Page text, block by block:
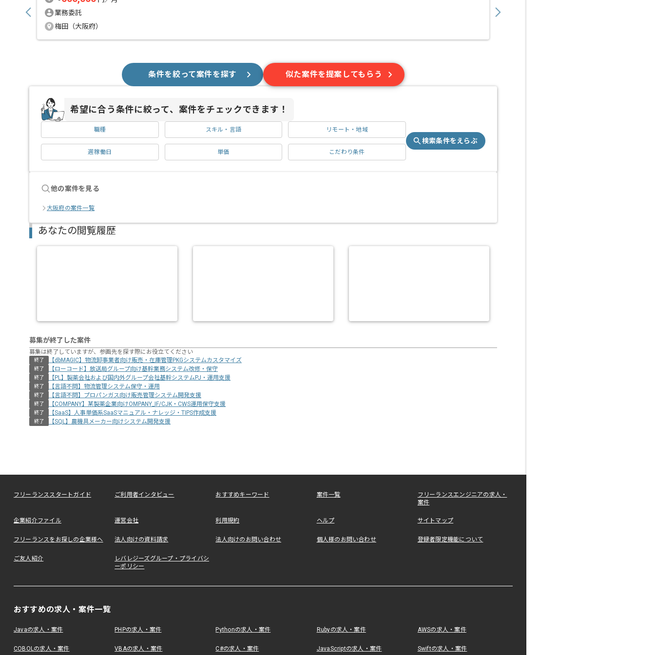
業務委託
梅田（大阪府）
条件を絞って案件を探す 似た案件を提案してもらう
希望に合う条件に絞って、案件をチェックできます！
職種 スキル・言語 リモート・地域
週稼働日 単価 こだわり条件
検索条件をえらぶ
他の案件を見る
大阪府の案件一覧
あなたの閲覧履歴
募集が終了した案件
募集は終了していますが、参画先を探す際にお役立てください
終了 【dbMAGIC】物流卸事業者向け販売・在庫管理PKGシステムカスタマイズ
終了 【ローコード】放送局グループ向け基幹業務システム改修・保守
終了 【PL】製薬会社および国内外グループ会社基幹システムPJ・運用支援
終了 【言語不問】物流管理システム保守・運用
終了 【言語不問】プロパンガス向け販売管理システム開発支援
終了 【COMPANY】某製薬企業向けOMPANY_IF/CJK・CWS運用保守支援
終了 【SaaS】人事単価系SaaSマニュアル・ナレッジ・TIPS作成支援
終了 【SQL】農機具メーカー向けシステム開発支援
フリーランススタートガイド ご利用者インタビュー おすすめキーワード 案件一覧
フリーランスエンジニアの求人・
案件
企業紹介ファイル 運営会社 利用規約 ヘルプ サイトマップ
フリーランスをお探しの企業様へ 法人向けの資料請求 法人向けのお問い合わせ 個人様のお問い合わせ 登録者限定機能について
ご友人紹介
レバレジーズグループ・プライバシ
ーポリシー
おすすめの求人・案件一覧
Javaの求人・案件 PHPの求人・案件 Pythonの求人・案件 Rubyの求人・案件 AWSの求人・案件
COBOLの求人・案件 VBAの求人・案件 C#の求人・案件 JavaScriptの求人・案件 Swiftの求人・案件